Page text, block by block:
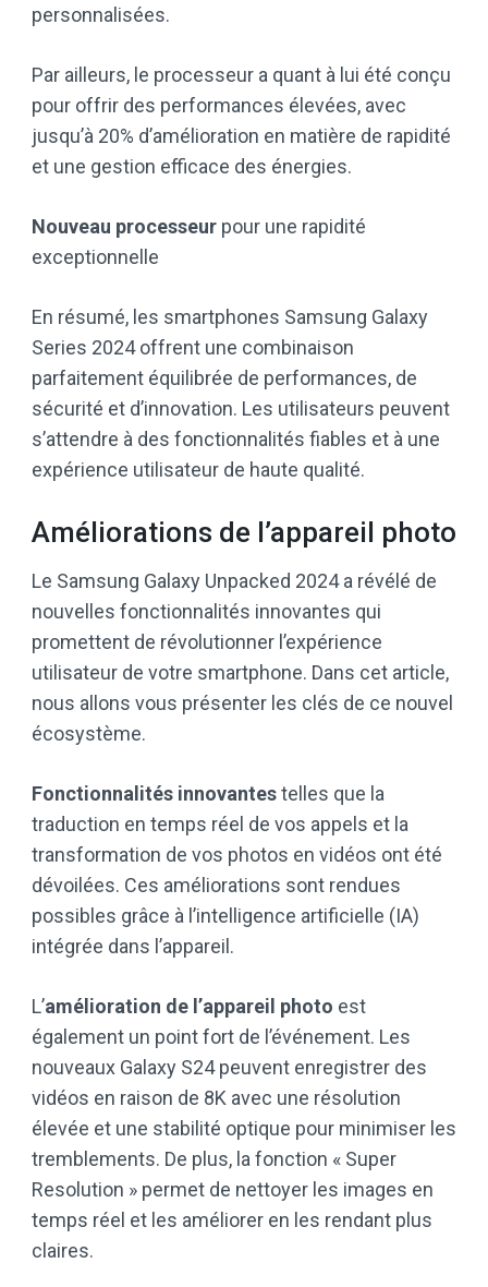
personnalisées.
Par ailleurs, le processeur a quant à lui été conçu
pour offrir des performances élevées, avec
jusqu’à 20% d’amélioration en matière de rapidité
et une gestion efficace des énergies.
Nouveau processeur pour une rapidité
exceptionnelle
En résumé, les smartphones Samsung Galaxy
Series 2024 offrent une combinaison
parfaitement équilibrée de performances, de
sécurité et d’innovation. Les utilisateurs peuvent
s’attendre à des fonctionnalités fiables et à une
expérience utilisateur de haute qualité.
Améliorations de l’appareil photo
Le Samsung Galaxy Unpacked 2024 a révélé de
nouvelles fonctionnalités innovantes qui
promettent de révolutionner l’expérience
utilisateur de votre smartphone. Dans cet article,
nous allons vous présenter les clés de ce nouvel
écosystème.
Fonctionnalités innovantestelles que la
traduction en temps réel de vos appels et la
transformation de vos photos en vidéos ont été
dévoilées. Ces améliorations sont rendues
possibles grâce à l’intelligence artificielle (IA)
intégrée dans l’appareil.
L’amélioration de l’appareil photo est
également un point fort de l’événement. Les
nouveaux Galaxy S24 peuvent enregistrer des
vidéos en raison de 8K avec une résolution
élevée et une stabilité optique pour minimiser les
tremblements. De plus, la fonction « Super
Resolution » permet de nettoyer les images en
temps réel et les améliorer en les rendant plus
claires.